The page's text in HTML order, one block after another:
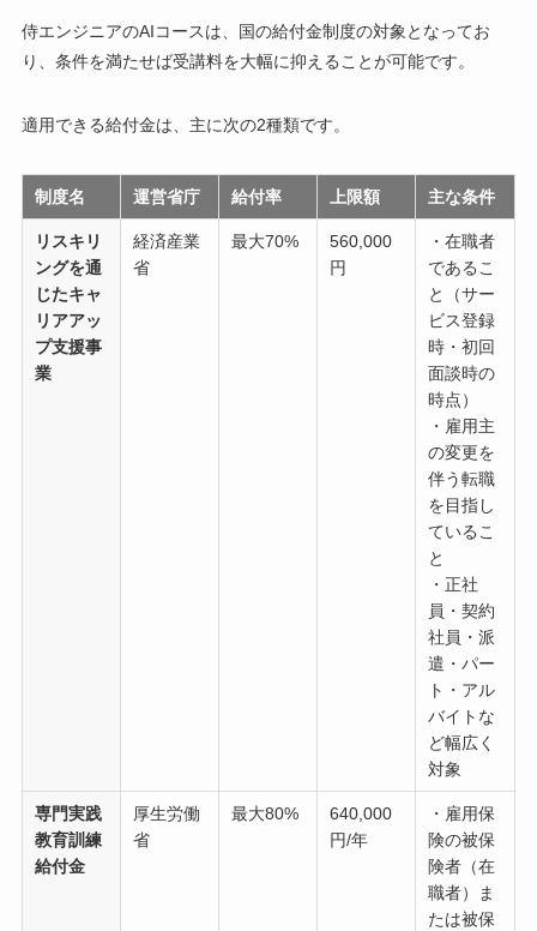
侍エンジニアのAIコースは、国の給付金制度の対象となってお
り、条件を満たせば受講料を大幅に抑えることが可能です。
適用できる給付金は、主に次の2種類です。
制度名 運営省庁 給付率 上限額 主な条件
リスキリ
ングを通
じたキャ
リアアッ
プ支援事
業
経済産業
省
最大70%
560,000
円
・在職者
であるこ
と（サー
ビス登録
時・初回
面談時の
時点）
・雇用主
の変更を
伴う転職
を目指し
ているこ
と
・正社
員・契約
社員・派
遣・パー
ト・アル
バイトな
ど幅広く
対象
専門実践
教育訓練
給付金
厚生労働
省
最大80%
640,000
円/年
・雇用保
険の被保
険者（在
職者）ま
たは被保